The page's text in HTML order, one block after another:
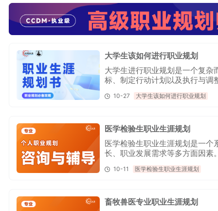
大学生该如何进行职业规划
大学生进行职业规划是一个复
标、制定行动计划以及执行与调
10-27 大学生该如何进行职业规划
医学检验生职业生涯规划
医学检验生职业生涯规划是一
长、职业发展需求等多方面因素
职业问题。
10-11 医学检验生职业生涯规划
畜牧兽医专业职业生涯规划